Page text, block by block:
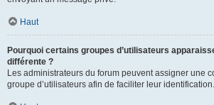
Haut
Pourquoi certains groupes d’utilisateurs
différente ?
Les administrateurs du forum peuvent assigner une
groupe d’utilisateurs afin de faciliter leur identification.